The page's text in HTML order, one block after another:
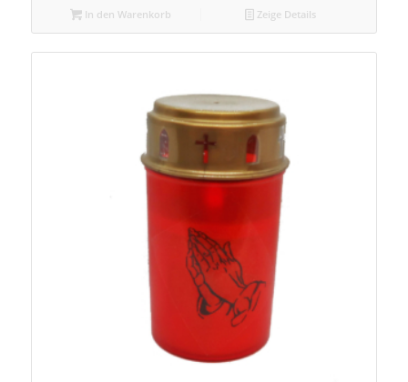
In den Warenkorb Zeige Details